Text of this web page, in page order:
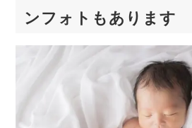
ンフォトもあります